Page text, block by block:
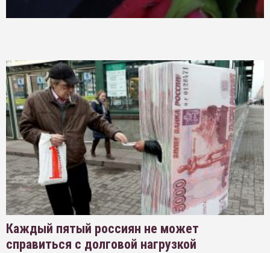
Каждый пятый россиян не может
справиться с долговой нагрузкой